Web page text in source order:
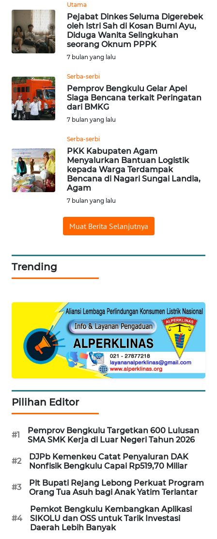
Utama
Pejabat Dinkes Seluma Digerebek
oleh Istri Sah di Kosan Bumi Ayu,
Diduga Wanita Selingkuhan
seorang Oknum PPPK
7 bulan yang lalu
Serba-serbi
Pemprov Bengkulu Gelar Apel
Siaga Bencana terkait Peringatan
dari BMKG
7 bulan yang lalu
Serba-serbi
PKK Kabupaten Agam
Menyalurkan Bantuan Logistik
kepada Warga Terdampak
Bencana di Nagari Sungai Landia,
Agam
7 bulan yang lalu
Muat Berita Selanjutnya
Trending
Pilihan Editor
#1
Pemprov Bengkulu Targetkan 600 Lulusan
SMA SMK Kerja di Luar Negeri Tahun 2026
#2
DJPb Kemenkeu Catat Penyaluran DAK
Nonfisik Bengkulu Capai Rp519,70 Miliar
#3
Plt Bupati Rejang Lebong Perkuat Program
Orang Tua Asuh bagi Anak Yatim Terlantar
#4
Pemkot Bengkulu Kembangkan Aplikasi
SIKOLU dan OSS untuk Tarik Investasi
Daerah Lebih Banyak
WN
KUNINGAN
WN
WN
SUBANG
WN
WN
PURWAKARTA
WN
WN
BOROBUDUR
WN
MADURA
WN
SURABAYA
WN
NATUNA
WN
BINTAN
WN
MANDALIKA
WN